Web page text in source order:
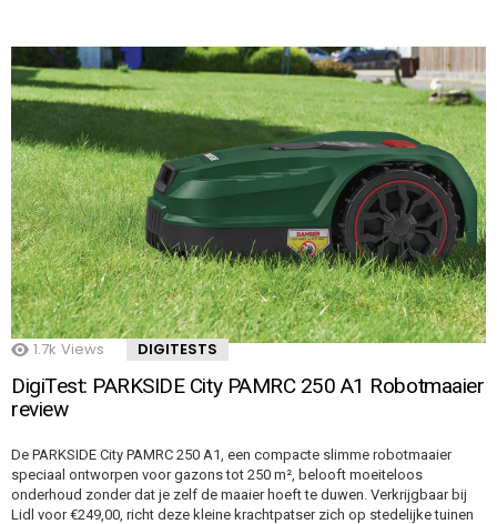
1.7k Views DIGITESTS
DigiTest: PARKSIDE City PAMRC 250 A1 Robotmaaier
review
De PARKSIDE City PAMRC 250 A1, een compacte slimme robotmaaier
speciaal ontworpen voor gazons tot 250 m², belooft moeiteloos
onderhoud zonder dat je zelf de maaier hoeft te duwen. Verkrijgbaar bij
Lidl voor €249,00, richt deze kleine krachtpatser zich op stedelijke tuinen